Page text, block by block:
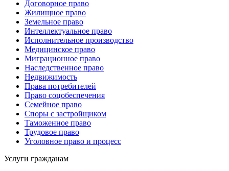
Договорное право
Жилищное право
Земельное право
Интеллектуальное право
Исполнительное производство
Медицинское право
Миграционное право
Наследственное право
Недвижимость
Права потребителей
Право соцобеспечения
Семейное право
Споры с застройщиком
Таможенное право
Трудовое право
Уголовное право и процесс
Услуги гражданам